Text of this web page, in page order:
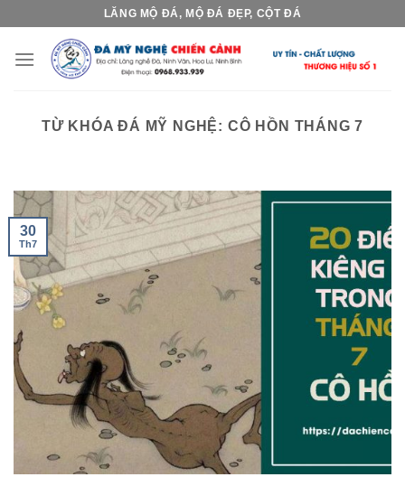
content
LĂNG MỘ ĐÁ, MỘ ĐÁ ĐẸP, CỘT ĐÁ
TỪ KHÓA ĐÁ MỸ NGHỆ: CÔ HỒN THÁNG 7
30
Th7